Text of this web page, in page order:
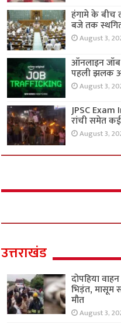
हंगामे के बीच
बजे तक
August 3,
ऑनलाइन जॉब
पहली झलक
August 3,
JPSC
रांची समेत कई
August 3,
उत्तराखंड
दोपहिया
भिड़ंत, मासूम
मौत
August 3,